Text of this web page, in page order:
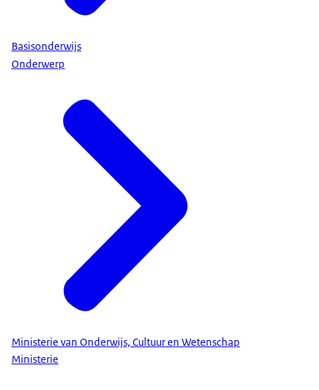
Basisonderwijs
Onderwerp
Ministerie van Onderwijs, Cultuur en Wetenschap
Ministerie